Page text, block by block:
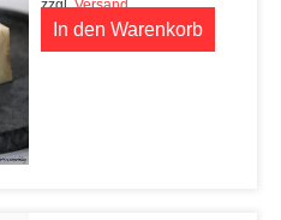
zzgl.Versand
In den Warenkorb